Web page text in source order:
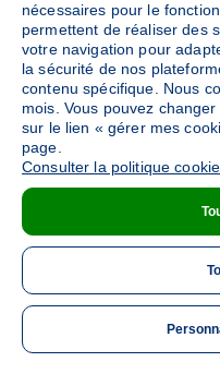
nécessaires pour le
permettent de réaliser des
votre navigation pour
la sécurité de nos
contenu spécifique. Nous
mois. Vous pouvez
sur le lien « gérer mes
page.
Consulter la politique